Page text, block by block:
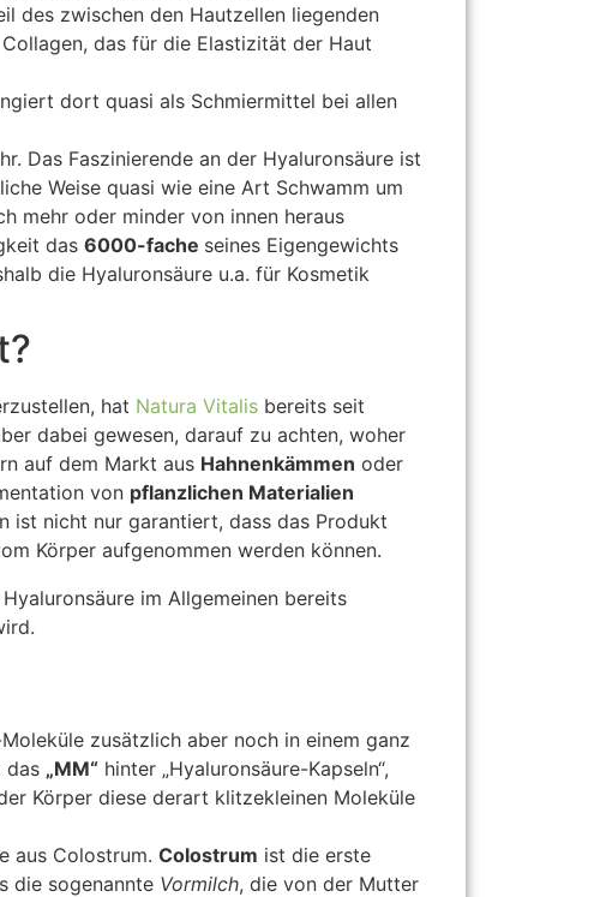
des zwischen den Hautzellen liegenden
das für die Elastizität der Haut
dort quasi als Schmiermittel bei allen
Das Faszinierende an der Hyaluronsäure ist
Weise quasi wie eine Art Schwamm um
mehr oder minder von innen heraus
das 6000-fache seines Eigengewichts
die Hyaluronsäure u.a. für Kosmetik
hat Natura Vitalisbereits seit
dabei gewesen, darauf zu achten, woher
auf dem Markt aus Hahnenkämmen oder
von pflanzlichen Materialien
ist nicht nur garantiert, dass das Produkt
Körper aufgenommen werden können.
im Allgemeinen bereits
zusätzlich aber noch in einem ganz
das „MM“ hinter „Hyaluronsäure-Kapseln“,
Körper diese derart klitzekleinen Moleküle
aus Colostrum. Colostrum ist die erste
die sogenannte Vormilch, die von der Mutter